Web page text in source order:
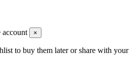
account ×
to buy them later or share with your